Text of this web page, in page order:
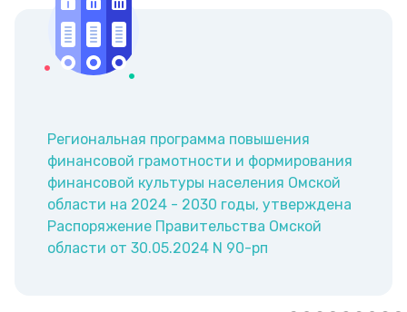
Региональная программа повышения
финансовой грамотности и формирования
финансовой культуры населения Омской
области на 2024 - 2030 годы, утверждена
Распоряжение Правительства Омской
области от 30.05.2024 N 90-рп